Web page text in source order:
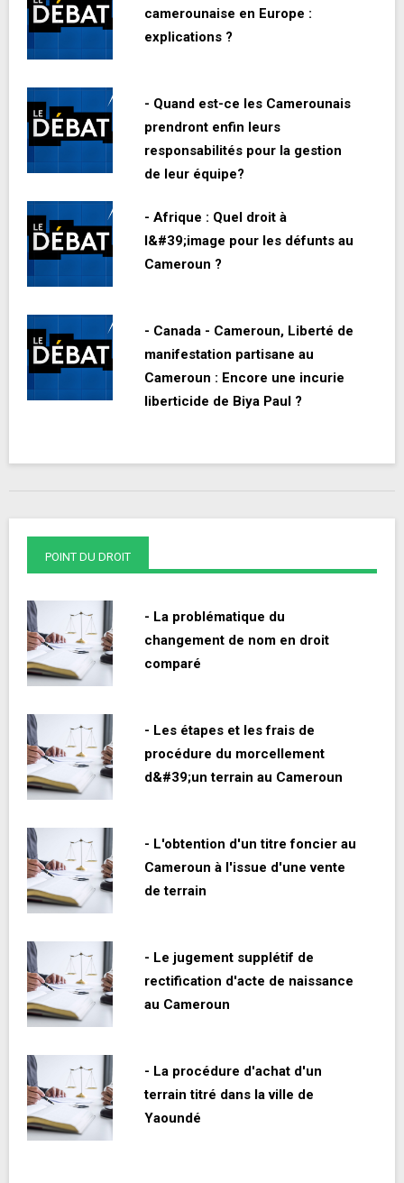
camerounaise en Europe :
explications ?
- Quand est-ce les Camerounais
prendront enfin leurs
responsabilités pour la gestion
de leur équipe?
- Afrique : Quel droit à
l&#39;image pour les défunts au
Cameroun ?
- Canada - Cameroun, Liberté de
manifestation partisane au
Cameroun : Encore une incurie
liberticide de Biya Paul ?
POINT DU DROIT
- La problématique du
changement de nom en droit
comparé
- Les étapes et les frais de
procédure du morcellement
d&#39;un terrain au Cameroun
- L'obtention d'un titre foncier au
Cameroun à l'issue d'une vente
de terrain
- Le jugement supplétif de
rectification d'acte de naissance
au Cameroun
- La procédure d'achat d'un
terrain titré dans la ville de
Yaoundé